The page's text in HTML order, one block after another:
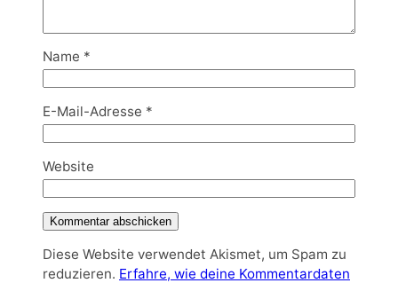
Name *
E-Mail-Adresse *
Website
Diese Website verwendet Akismet, um Spam zu
reduzieren. Erfahre, wie deine Kommentardaten